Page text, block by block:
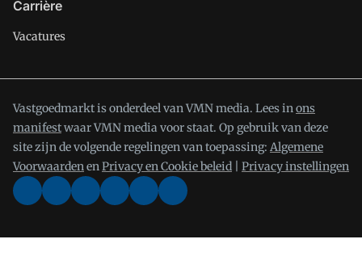
Carrière
Vacatures
Vastgoedmarkt is onderdeel van VMN media. Lees inons
manifestwaar VMN media voor staat. Op gebruik van deze
site zijn de volgende regelingen van toepassing: Algemene
VoorwaardenenPrivacy en Cookie beleid Privacy instellingen